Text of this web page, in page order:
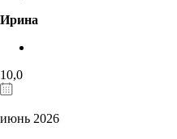
Ирина
10,0
июнь 2026